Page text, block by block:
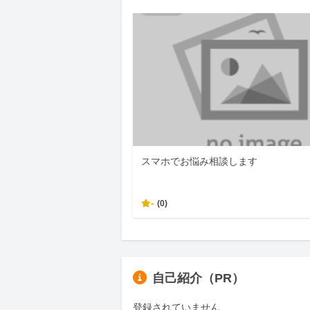
スマホでお悩み相談します
- (0)
自己紹介（PR）
登録されていません